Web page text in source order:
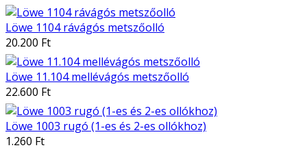
Löwe 1104 rávágós metszőolló
20.200 Ft
Löwe 11.104 mellévágós metszőolló
22.600 Ft
Löwe 1003 rugó (1-es és 2-es ollókhoz)
1.260 Ft